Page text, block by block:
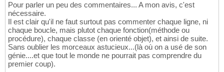
Pour parler un peu des commentaires... A mon avis, c'est
nécessaire.
Il est clair qu'il ne faut surtout pas commenter chaque ligne, ni
chaque boucle, mais plutot chaque fonction(méthode ou
procédure), chaque classe (en orienté objet), et ainsi de suite.
Sans oublier les morceaux astucieux...(là où on a usé de son
génie....et que tout le monde ne pourrait pas comprendre du
premier coup).